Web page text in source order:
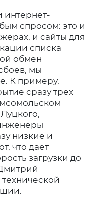
интернет-
спросом: это и
и сайты для
списка
обмен
мы
К примеру,
сразу трех
низкие и
что дает
загрузки до